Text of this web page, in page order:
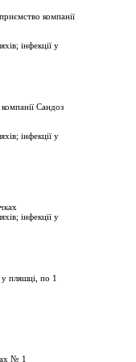
компанії
інфекції у
Сандоз
інфекції у
інфекції у
пляшці, по 1
№ 1